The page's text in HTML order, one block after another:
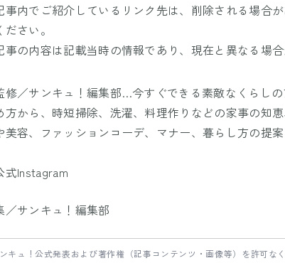
内でご紹介しているリンク先は、削除される場合
さい。
の内容は記載当時の情報であり、現在と異なる場合
／サンキュ！編集部…今すぐできる素敵なくらし
方から、時短掃除、洗濯、料理作りなどの家事の知
美容、ファッションコーデ、マナー、暮らし方の提
Instagram
／サンキュ！編集部
キュ！公式発表および著作権（記事コンテンツ・画像等）を許可な